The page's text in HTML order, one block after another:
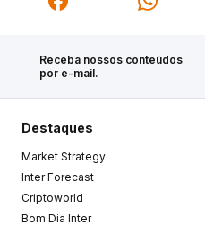
Receba nossos conteúdos
por e-mail.
Destaques
Market Strategy
Inter Forecast
Criptoworld
Bom Dia Inter